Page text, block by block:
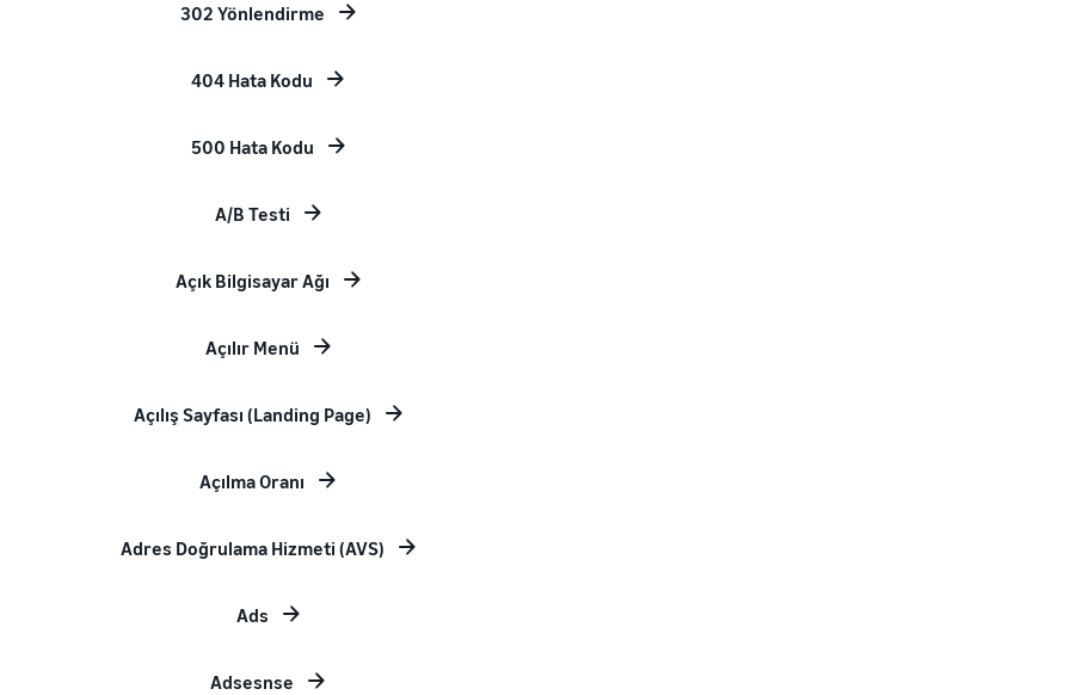
302 Yönlendirme
404 Hata Kodu
500 Hata Kodu
A/B Testi
Açık Bilgisayar Ağı
Açılır Menü
Açılış Sayfası (Landing Page)
Açılma Oranı
Adres Doğrulama Hizmeti (AVS)
Ads
Adsesnse